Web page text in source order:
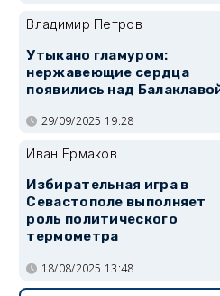
Владимир Петров
Утыкано гламуром:
нержавеющие сердца
появились над
29/09/2025 19:28
Иван Ермаков
Избирательная игра в
Севастополе выполняет
роль политического
термометра
18/08/2025 13:48